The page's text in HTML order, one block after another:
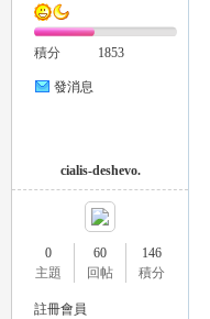
積分 1853
發消息
cialis-deshevo.
0
主題
60
回帖
146
積分
註冊會員